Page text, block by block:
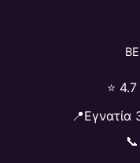
⭐
📞